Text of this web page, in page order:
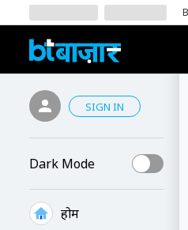
SIGN IN
Dark Mode
होम